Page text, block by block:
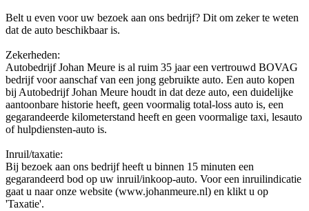
Belt u even voor uw bezoek aan ons bedrijf? Dit om zeker te weten
dat de auto beschikbaar is.
Zekerheden:
Autobedrijf Johan Meure is al ruim 35 jaar een vertrouwd BOVAG
bedrijf voor aanschaf van een jong gebruikte auto. Een auto kopen
bij Autobedrijf Johan Meure houdt in dat deze auto, een duidelijke
aantoonbare historie heeft, geen voormalig total-loss auto is, een
gegarandeerde kilometerstand heeft en geen voormalige taxi, lesauto
of hulpdiensten-auto is.
Inruil/taxatie:
Bij bezoek aan ons bedrijf heeft u binnen 15 minuten een
gegarandeerd bod op uw inruil/inkoop-auto. Voor een inruilindicatie
gaat u naar onze website (www.johanmeure.nl) en klikt u op
'Taxatie'.